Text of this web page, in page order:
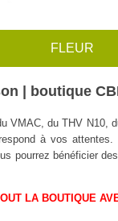
FLEUR
| boutique
VMAC, du THV N10,
à vos
pourrez bénéficier des
LA BOUTIQUE